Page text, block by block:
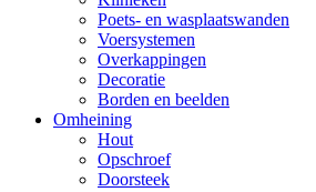
Poets- en wasplaatswanden
Voersystemen
Overkappingen
Decoratie
Borden en beelden
Omheining
Hout
Opschroef
Doorsteek